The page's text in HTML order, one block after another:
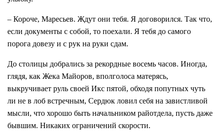
– Короче, Маресьев. Ждут они тебя. Я договорился. Так что,
если документы с собой, то поехали. Я тебя до самого
порога довезу и с рук на руки сдам.
До столицы добрались за рекордные восемь часов. Иногда,
глядя, как Жека Майоров, вполголоса матерясь,
выкручивает руль своей Икс пятой, обходя попутных чуть
ли не в лоб встречным, Сердюк ловил себя на завистливой
мысли, что хорошо быть начальником райотдела, пусть даже
бывшим. Никаких ограничений скорости.